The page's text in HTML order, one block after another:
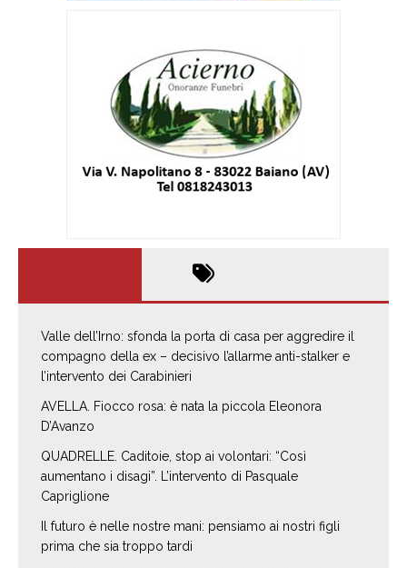
Valle dell’Irno: sfonda la porta di casa per aggredire il
compagno della ex – decisivo l’allarme anti-stalker e
l’intervento dei Carabinieri
AVELLA. Fiocco rosa: è nata la piccola Eleonora
D’Avanzo
QUADRELLE. Caditoie, stop ai volontari: “Così
aumentano i disagi”. L’intervento di Pasquale
Capriglione
Il futuro è nelle nostre mani: pensiamo ai nostri figli
prima che sia troppo tardi